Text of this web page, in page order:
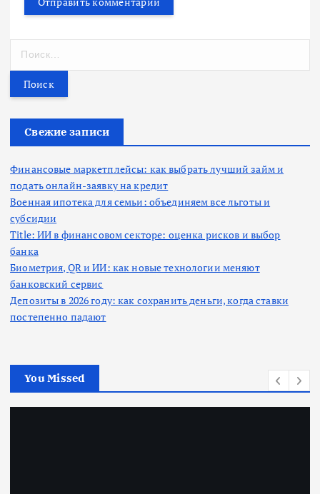
т
Свежие записи
Финансовые маркетплейсы: как выбрать лучший займ и
подать онлайн-заявку на кредит
Военная ипотека для семьи: объединяем все льготы и
субсидии
Title: ИИ в финансовом секторе: оценка рисков и выбор
банка
Биометрия, QR и ИИ: как новые технологии меняют
банковский сервис
Депозиты в 2026 году: как сохранить деньги, когда ставки
постепенно падают
You Missed